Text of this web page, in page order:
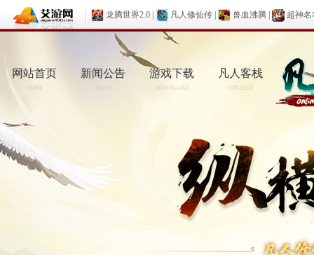
龙腾世界2.0 凡人修仙传 兽血沸腾 超神名
网站首页
HOME
新闻公告
NEWS
游戏下载
DOWNLOAD
凡人客栈
COLLEGE